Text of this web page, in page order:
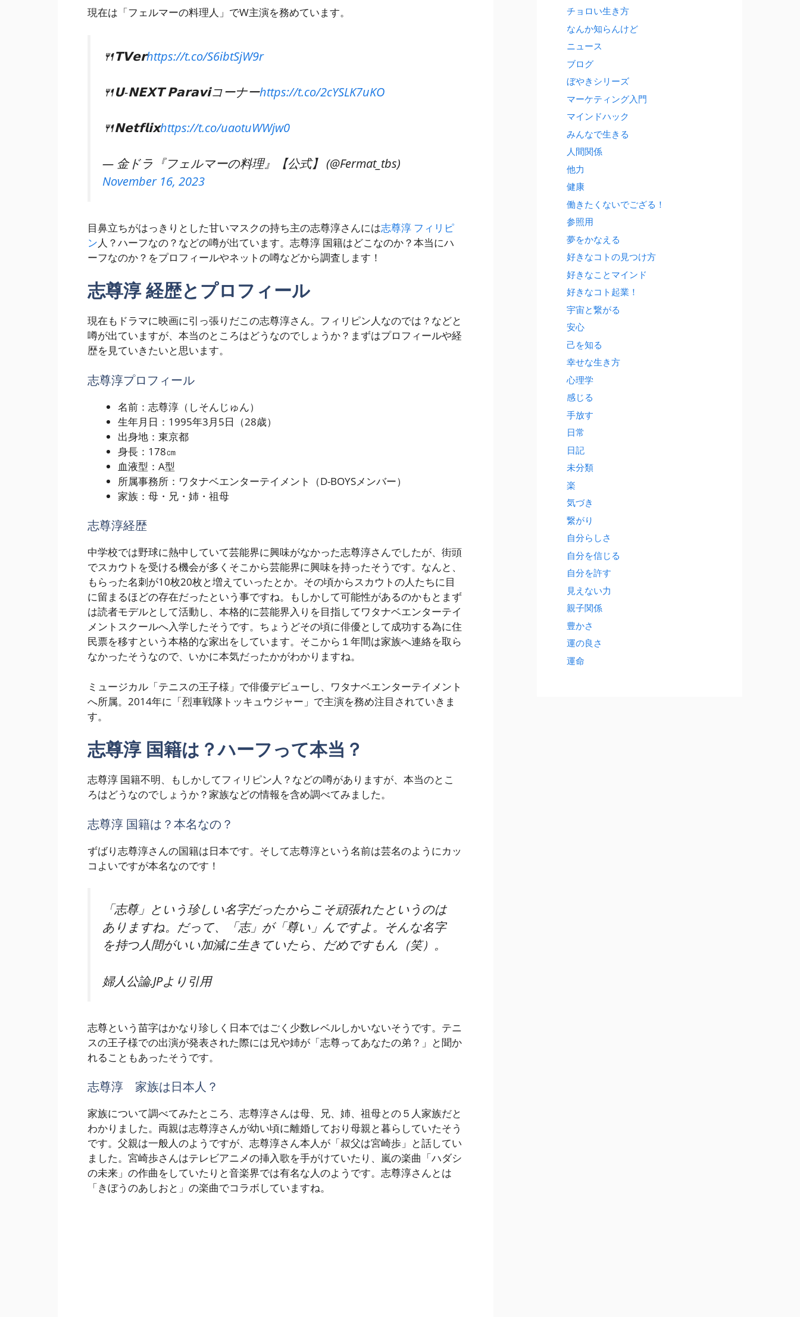
現在は「フェルマーの料理人」でW主演を務めています。
🍴𝗧𝗩𝗲𝗿https://t.co/S6ibtSjW9r
🍴𝗨-𝗡𝗘𝗫𝗧 𝗣𝗮𝗿𝗮𝘃𝗶コーナーhttps://t.co/2cYSLK7uKO
🍴𝗡𝗲𝘁𝗳𝗹𝗶𝘅https://t.co/uaotuWWjw0
— 金ドラ『フェルマーの料理』【公式】 (@Fermat_tbs)
November 16, 2023
目鼻立ちがはっきりとした甘いマスクの持ち主の志尊淳さんには志尊淳 フィリピ
ン人？ハーフなの？などの噂が出ています。志尊淳 国籍はどこなのか？本当にハ
ーフなのか？をプロフィールやネットの噂などから調査します！
志尊淳 経歴とプロフィール
現在もドラマに映画に引っ張りだこの志尊淳さん。フィリピン人なのでは？などと
噂が出ていますが、本当のところはどうなのでしょうか？まずはプロフィールや経
歴を見ていきたいと思います。
志尊淳プロフィール
名前：志尊淳（しそんじゅん）
生年月日：1995年3月5日（28歳）
出身地：東京都
身長：178㎝
血液型：A型
所属事務所：ワタナベエンターテイメント（D-BOYSメンバー）
家族：母・兄・姉・祖母
志尊淳経歴
中学校では野球に熱中していて芸能界に興味がなかった志尊淳さんでしたが、街頭
でスカウトを受ける機会が多くそこから芸能界に興味を持ったそうです。なんと、
もらった名刺が10枚20枚と増えていったとか。その頃からスカウトの人たちに目
に留まるほどの存在だったという事ですね。もしかして可能性があるのかもとまず
は読者モデルとして活動し、本格的に芸能界入りを目指してワタナベエンターテイ
メントスクールへ入学したそうです。ちょうどその頃に俳優として成功する為に住
民票を移すという本格的な家出をしています。そこから１年間は家族へ連絡を取ら
なかったそうなので、いかに本気だったかがわかりますね。
ミュージカル「テニスの王子様」で俳優デビューし、ワタナベエンターテイメント
へ所属。2014年に「烈車戦隊トッキュウジャー」で主演を務め注目されていきま
す。
志尊淳 国籍は？ハーフって本当？
志尊淳 国籍不明、もしかしてフィリピン人？などの噂がありますが、本当のとこ
ろはどうなのでしょうか？家族などの情報を含め調べてみました。
志尊淳 国籍は？本名なの？
ずばり志尊淳さんの国籍は日本です。そして志尊淳という名前は芸名のようにカッ
コよいですが本名なのです！
「志尊」という珍しい名字だったからこそ頑張れたというのは
ありますね。だって、「志」が「尊い」んですよ。そんな名字
を持つ人間がいい加減に生きていたら、だめですもん（笑）。
婦人公論.JPより引用
志尊という苗字はかなり珍しく日本ではごく少数レベルしかいないそうです。テニ
スの王子様での出演が発表された際には兄や姉が「志尊ってあなたの弟？」と聞か
れることもあったそうです。
志尊淳 家族は日本人？
家族について調べてみたところ、志尊淳さんは母、兄、姉、祖母との５人家族だと
わかりました。両親は志尊淳さんが幼い頃に離婚しており母親と暮らしていたそう
です。父親は一般人のようですが、志尊淳さん本人が「叔父は宮崎歩」と話してい
ました。宮崎歩さんはテレビアニメの挿入歌を手がけていたり、嵐の楽曲「ハダシ
の未来」の作曲をしていたりと音楽界では有名な人のようです。志尊淳さんとは
「きぼうのあしおと」の楽曲でコラボしていますね。
チョロい生き方
なんか知らんけど
ニュース
ブログ
ぼやきシリーズ
マーケティング入門
マインドハック
みんなで生きる
人間関係
他力
健康
働きたくないでござる！
参照用
夢をかなえる
好きなコトの見つけ方
好きなことマインド
好きなコト起業！
宇宙と繋がる
安心
己を知る
幸せな生き方
心理学
感じる
手放す
日常
日記
未分類
楽
気づき
繋がり
自分らしさ
自分を信じる
自分を許す
見えない力
親子関係
豊かさ
運の良さ
運命